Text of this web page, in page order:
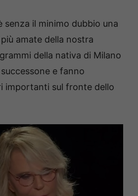
senza il minimo dubbio una
amate della nostra
della nativa di Milano
e fanno
importanti sul fronte dello